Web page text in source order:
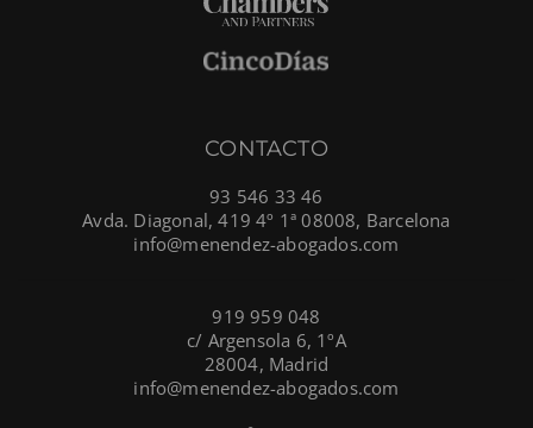
CONTACTO
93 546 33 46
Avda. Diagonal, 419 4º 1ª 08008, Barcelona
info@menendez-abogados.com
919 959 048
c/ Argensola 6, 1ºA
28004, Madrid
info@menendez-abogados.com